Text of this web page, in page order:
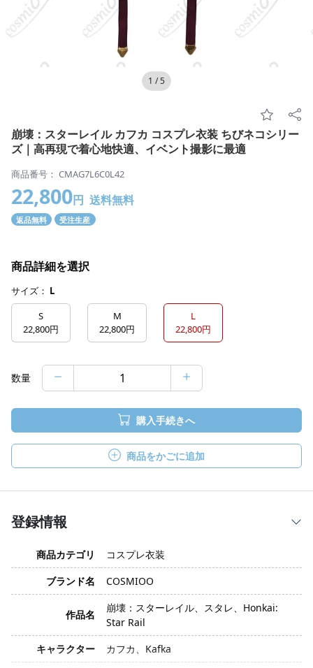
1 /5
崩壊：スターレイル カフカ コスプレ衣装 ちびネコシリー
ズ｜高再現で着心地快適、イベント撮影に最適
商品番号： CMAG7L6C0L42
22,800円 送料無料
返品無料 受注生産
商品詳細を選択
サイズ： L
S
22,800円
M
22,800円
L
22,800円
数量
購入手続きへ
商品をかごに追加
登録情報
商品カテゴリ
コスプレ衣装
ブランド名
COSMIOO
作品名
崩壊：スターレイル、スタレ、Honkai:
Star Rail
キャラクター
カフカ、Kafka